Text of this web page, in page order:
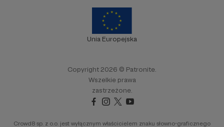
Unia Europejska
Copyright 2026 © Patronite.
Wszelkie prawa
zastrzeżone.
Crowd8 sp. z o.o. jest wyłącznym właścicielem znaku słowno-graficznego